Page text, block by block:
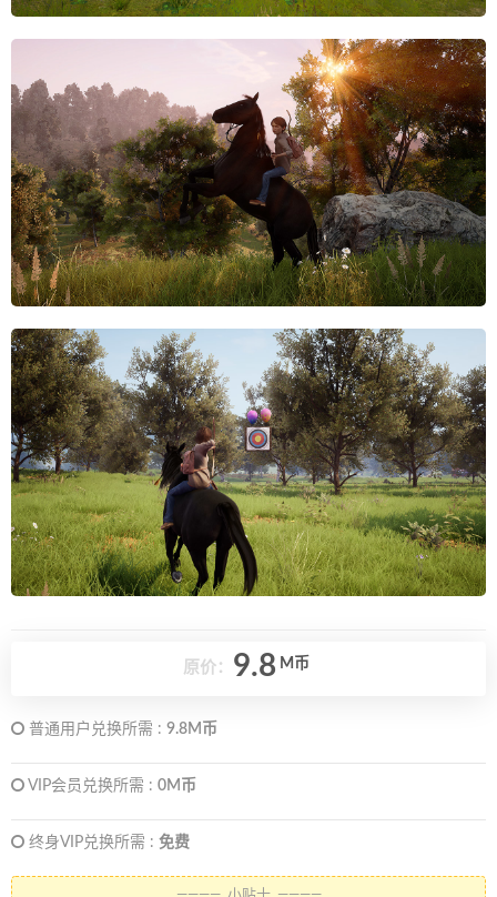
原价： 9.8 M币
普通用户兑换所需 : 9.8M币
VIP会员兑换所需 : 0M币
终身VIP兑换所需 : 免费